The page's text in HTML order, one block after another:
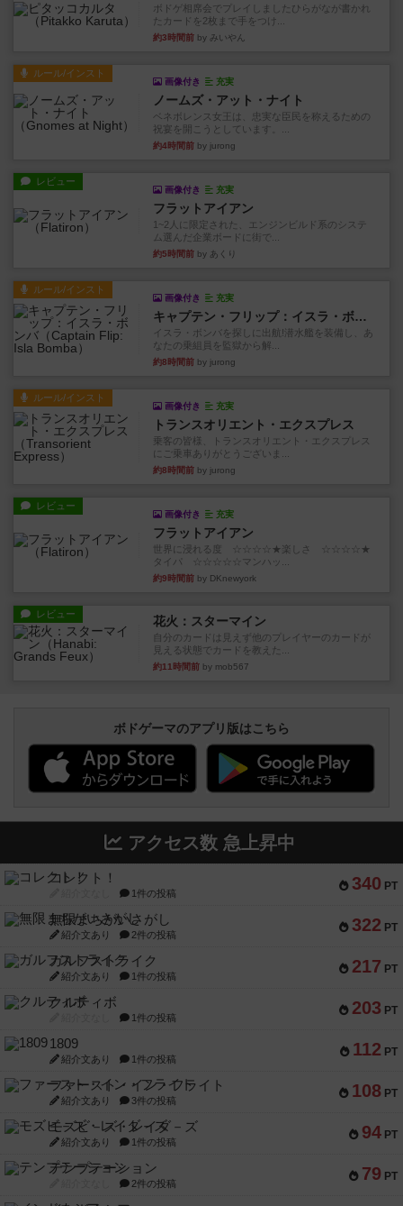
ボドゲ相席会でプレイしましたひらがなが書かれ
たカードを2枚まで手をつけ...
約3時間前 by みいやん
ルール/インスト
画像付き 充実
ノームズ・アット・ナイト
ベネボレンス女王は、忠実な臣民を称えるための
祝宴を開こうとしています。...
約4時間前 by jurong
レビュー
画像付き 充実
フラットアイアン
1~2人に限定された、エンジンビルド系のシステ
ム選んだ企業ボードに街で...
約5時間前 by あくり
ルール/インスト
画像付き 充実
キャプテン・フリップ：イスラ・ボンバ
イスラ・ボンバを探しに出航!潜水艦を装備し、あ
なたの乗組員を監獄から解...
約8時間前 by jurong
ルール/インスト
画像付き 充実
トランスオリエント・エクスプレス
乗客の皆様、トランスオリエント・エクスプレス
にご乗車ありがとうございま...
約8時間前 by jurong
レビュー
画像付き 充実
フラットアイアン
世界に浸れる度 ☆☆☆☆★楽しさ ☆☆☆☆★
タイパ ☆☆☆☆☆マンハッ...
約9時間前 by DKnewyork
レビュー 花火：スターマイン
自分のカードは見えず他のプレイヤーのカードが
見える状態でカードを教えた...
約11時間前 by mob567
ボドゲーマのアプリ版はこちら
アクセス数 急上昇中
340 PT
コレクト！
1件の投稿
322 PT
無限まちがいさがし
紹介文あり 2件の投稿
217 PT
ガルフストライク
紹介文あり 1件の投稿
203 PT
クルティボ
1件の投稿
112 PT
1809
紹介文あり 1件の投稿
108 PT
ファースト・イン・フライト
紹介文あり 3件の投稿
94 PT
モズビ－ズ・レイダ－ズ
紹介文あり 1件の投稿
79 PT
テンプテーション
2件の投稿